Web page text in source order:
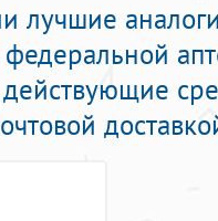
лучшие